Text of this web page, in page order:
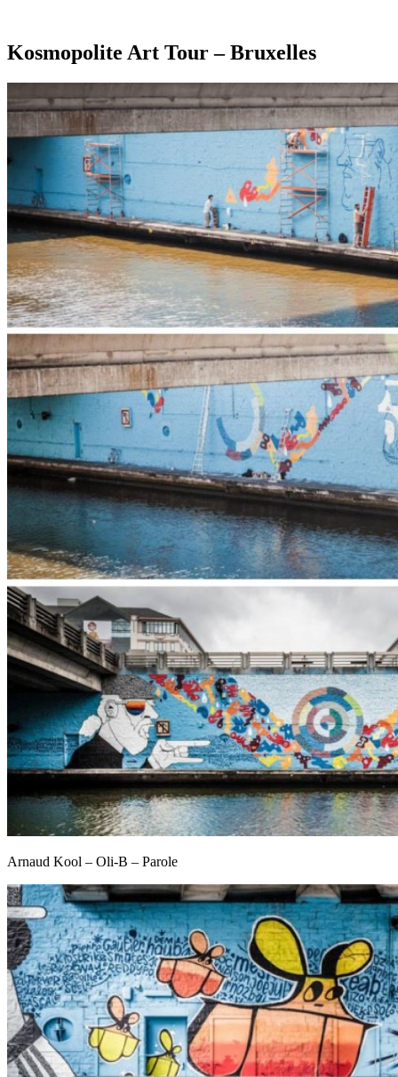
Kosmopolite Art Tour – Bruxelles
Arnaud Kool – Oli-B – Parole